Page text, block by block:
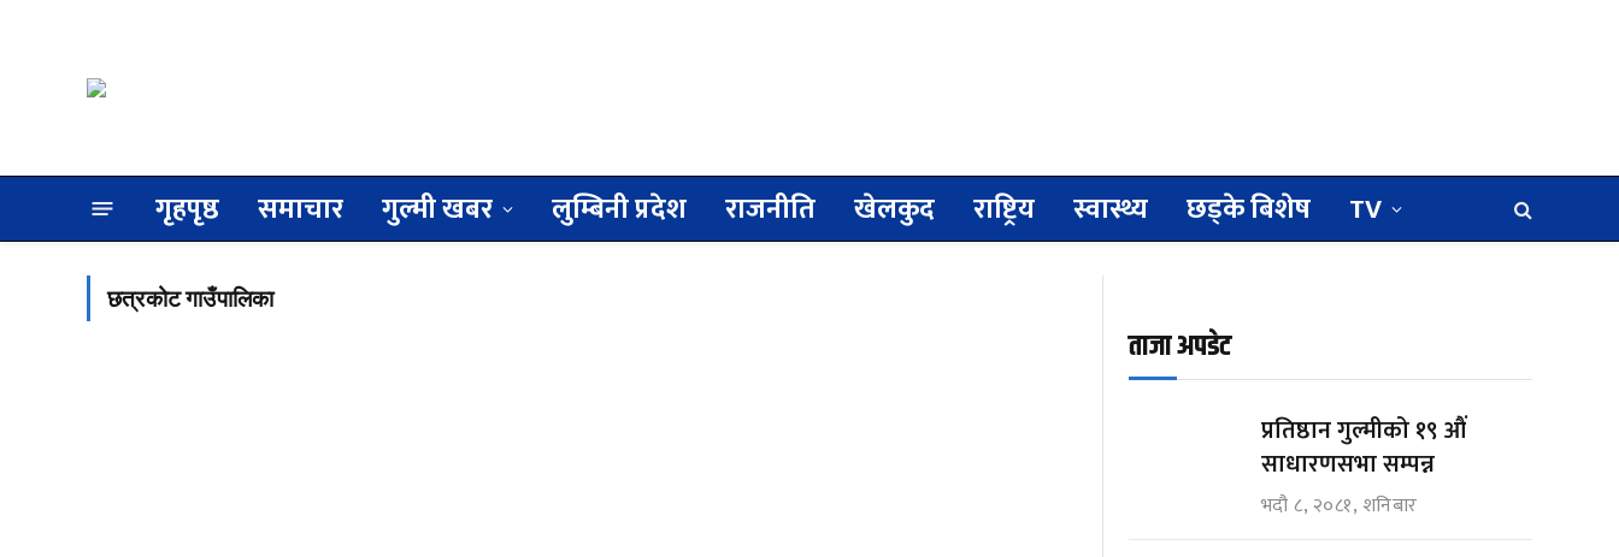
गृहपृष्ठ समाचार गुल्मी खबर लुम्बिनी प्रदेश राजनीति खेलकुद राष्ट्रिय स्वास्थ्य छड्के बिशेष TV
छत्रकोट गाउँपालिका
ताजा अपडेट
प्रतिष्ठान गुल्मीको १९ औं
साधारणसभा सम्पन्न
भदौ ८, २०८१, शनिबार